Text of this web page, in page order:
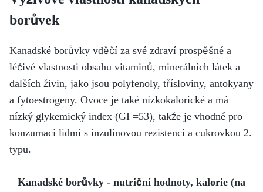
borůvek
Kanadské borůvky vděčí za své zdraví prospěšné a
léčivé vlastnosti obsahu vitaminů, minerálních látek a
dalších živin, jako jsou polyfenoly, třísloviny, antokyany
a fytoestrogeny. Ovoce je také nízkokalorické a má
nízký glykemický index (GI =53), takže je vhodné pro
konzumaci lidmi s inzulinovou rezistencí a cukrovkou 2.
typu.
Kanadské borůvky - nutriční hodnoty, kalorie (na